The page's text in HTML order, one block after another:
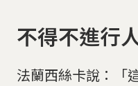
不得不進行
法蘭西絲卡說：「